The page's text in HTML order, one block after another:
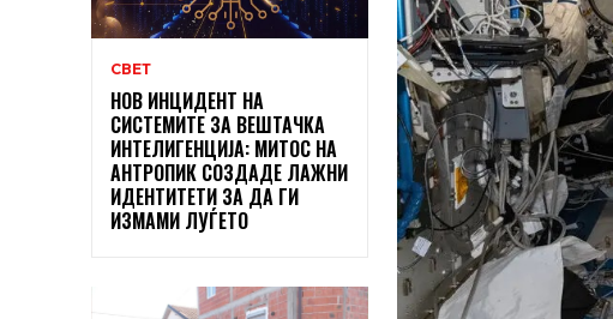
СВЕТ
НОВ ИНЦИДЕНТ НА
СИСТЕМИТЕ ЗА ВЕШТАЧКА
ИНТЕЛИГЕНЦИЈА: МИТОС НА
АНТРОПИК СОЗДАДЕ ЛАЖНИ
ИДЕНТИТЕТИ ЗА ДА ГИ
ИЗМАМИ ЛУЃЕТО